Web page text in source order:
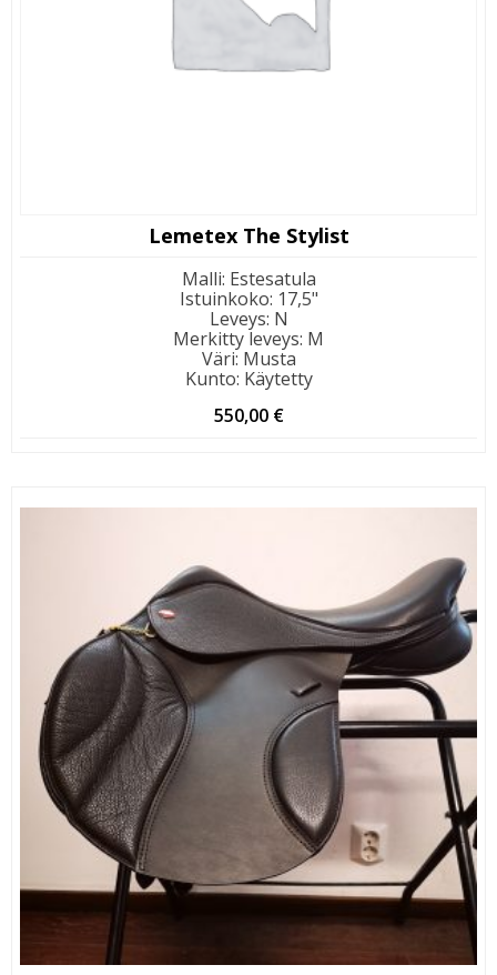
Lemetex The Stylist
Malli: Estesatula
Istuinkoko: 17,5"
Leveys: N
Merkitty leveys: M
Väri: Musta
Kunto: Käytetty
550,00 €